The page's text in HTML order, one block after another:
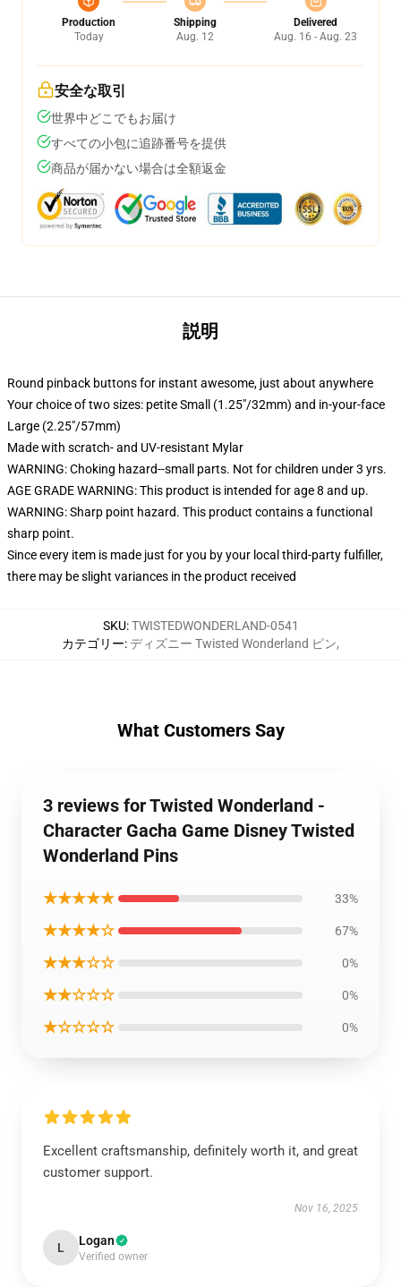
Production
Today
Shipping
Aug. 12
Delivered
Aug. 16 - Aug. 23
安全な取引
世界中どこでもお届け
すべての小包に追跡番号を提供
商品が届かない場合は全額返金
説明
Round pinback buttons for instant awesome, just about anywhere
Your choice of two sizes: petite Small (1.25"/32mm) and in-your-face
Large (2.25"/57mm)
Made with scratch- and UV-resistant Mylar
WARNING: Choking hazard--small parts. Not for children under 3 yrs.
AGE GRADE WARNING: This product is intended for age 8 and up.
WARNING: Sharp point hazard. This product contains a functional
sharp point.
Since every item is made just for you by your local third-party fulfiller,
there may be slight variances in the product received
SKU:TWISTEDWONDERLAND-0541
カテゴリー:ディズニー Twisted Wonderland ピン,
What Customers Say
3 reviews for Twisted Wonderland -
Character Gacha Game Disney Twisted
Wonderland Pins
★★★★★ 33%
★★★★☆ 67%
★★★☆☆ 0%
★★☆☆☆ 0%
★☆☆☆☆ 0%
Excellent craftsmanship, definitely worth it, and great
customer support.
Nov 16, 2025
L Logan
Verified owner